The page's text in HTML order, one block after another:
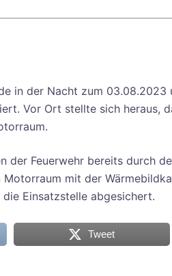
in der Nacht zum
Vor Ort stellte sich heraus,
der Feuerwehr bereits durch
mit der
Einsatzstelle abgesichert.
Tweet